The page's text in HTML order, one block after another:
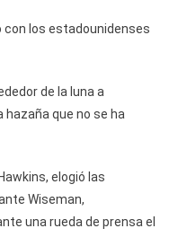
con los estadounidenses
de la luna a
hazaña que no se ha
elogió las
Wiseman,
una rueda de prensa el